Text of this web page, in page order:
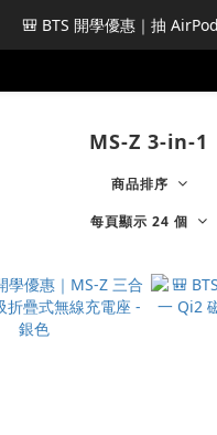
🎒 BTS 開學優惠｜抽
MS-Z 3-in-1
商品排序
每頁顯示 24 個